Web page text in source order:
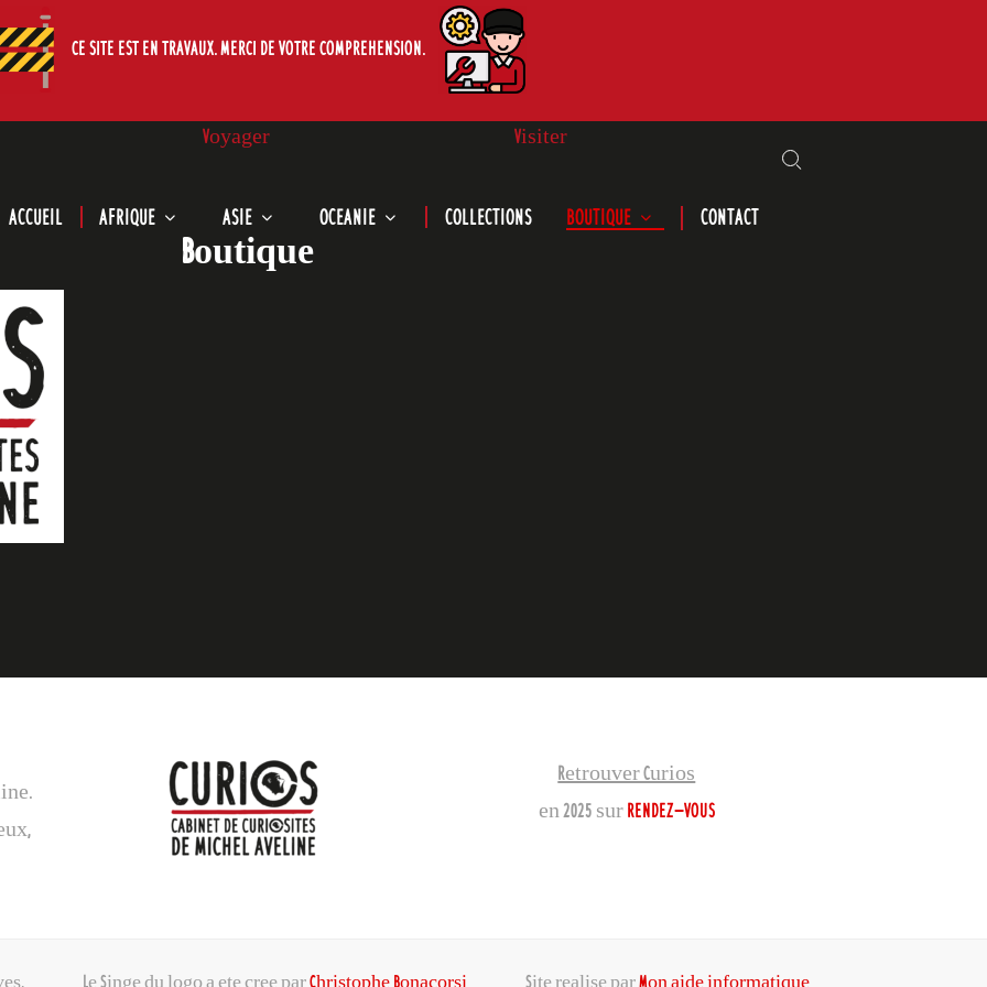
CE SITE EST EN TRAVAUX. MERCI DE VOTRE COMPREHENSION.
Le Cabinet de Curiosites de Michel Aveline.
Voyager Visiter
ACCUEIL AFRIQUE ASIE OCEANIE COLLECTIONS BOUTIQUE CONTACT
Search for:
Boutique
Retrouver Curios
en 2025 sur RENDEZ-VOUS
Le Singe du logo a ete cree parChristophe Bonacorsi Site realise parMon aide informatique